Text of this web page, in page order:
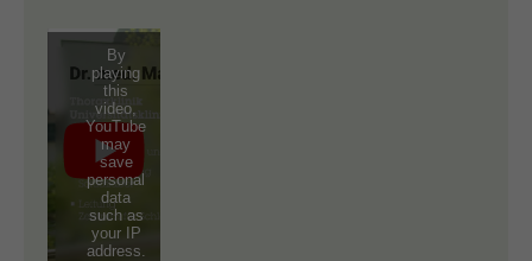
By
playing
this
video,
YouTube
may
save
personal
data
such as
your IP
address.